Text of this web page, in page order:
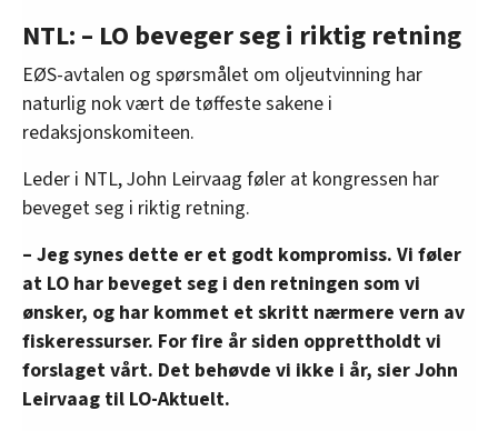
NTL: – LO beveger seg i riktig retning
EØS-avtalen og spørsmålet om oljeutvinning har
naturlig nok vært de tøffeste sakene i
redaksjonskomiteen.
Leder i NTL, John Leirvaag føler at kongressen har
beveget seg i riktig retning.
– Jeg synes dette er et godt kompromiss. Vi føler
at LO har beveget seg i den retningen som vi
ønsker, og har kommet et skritt nærmere vern av
fiskeressurser. For fire år siden opprettholdt vi
forslaget vårt. Det behøvde vi ikke i år, sier John
Leirvaag til LO-Aktuelt.